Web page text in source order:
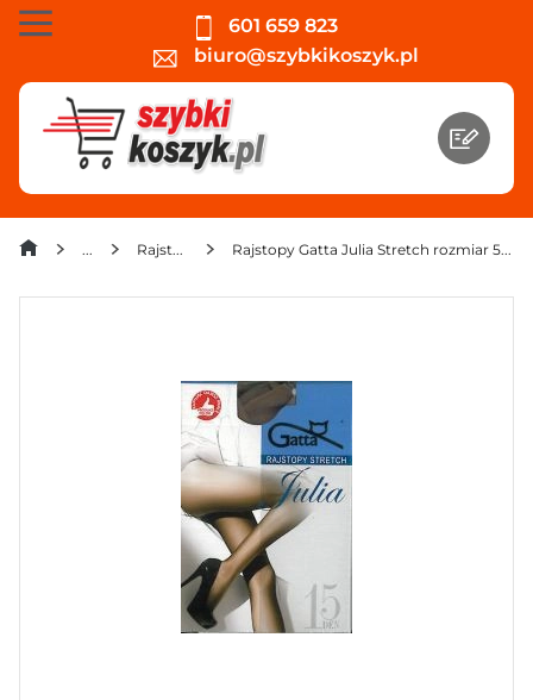
601 659 823
biuro@szybkikoszyk.pl
Rajstopy Rajstopy Gatta Julia Stretch rozmiar 5 15 DEN